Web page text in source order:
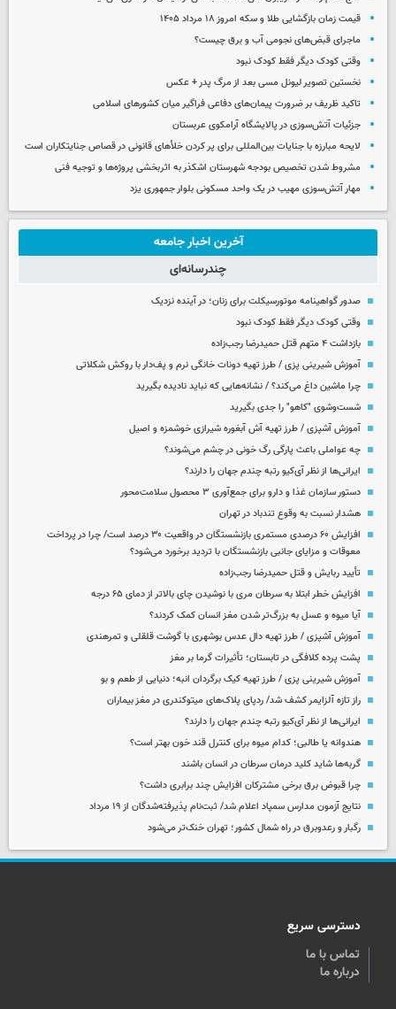
قیمت زمان بازگشایی طلا و سکه امروز ۱۸ مرداد ۱۴۰۵
ماجرای قبض‌های نجومی آب و برق چیست؟
وقتی کودک دیگر فقط کودک نبود
نخستین تصویر لیونل مسی بعد از مرگ پدر + عکس
تاکید ظریف بر ضرورت پیمان‌های دفاعی فراگیر میان کشورهای اسلامی
جزئیات آتش‌سوزی در پالایشگاه آرامکوی عربستان
لایحه مبارزه با جنایات بین‌المللی برای پر کردن خلأهای قانونی در قصاص جنایتکاران است
مشروط شدن تخصیص بودجه شهرستان اشکذر به اثربخشی پروژه‌ها و توجیه فنی
مهار آتش‌سوزی مهیب در یک واحد مسکونی بلوار جمهوری یزد
آخرین اخبار جامعه
چندرسانه‌ای
صدور گواهینامه موتورسیکلت برای زنان؛ در آینده نزدیک
وقتی کودک دیگر فقط کودک نبود
بازداشت ۴ متهم قتل حمیدرضا رجب‌زاده
آموزش شیرینی پزی / طرز تهیه دونات خانگی نرم و پف‌دار با روکش شکلاتی
چرا ماشین داغ می‌کند؟ / نشانه‌هایی که نباید نادیده بگیرید
شست‌وشوی "کاهو" را جدی بگیرید
آموزش آشپزی / طرز تهیه آش آبغوره شیرازی خوشمزه و اصیل
چه عواملی باعث پارگی رگ خونی در چشم می‌شوند؟
ایرانی‌ها از نظر آی‌کیو رتبه چندم جهان را دارند؟
دستور سازمان غذا و دارو برای جمع‌آوری ۳ محصول سلامت‌محور
هشدار نسبت به وقوع تندباد در تهران
افزایش ۶۰ درصدی مستمری‌ بازنشستگان در واقعیت ۳۰ درصد است/ چرا در پرداخت
معوقات و مزایای جانبی بازنشستگان با تردید برخورد می‌شود؟
تأیید ربایش و قتل حمیدرضا رجب‌زاده
افزایش خطر ابتلا به سرطان مری با نوشیدن چای بالاتر از دمای ۶۵ درجه
آیا میوه و عسل به بزرگ‌تر شدن مغز انسان کمک کردند؟
آموزش آشپزی / طرز تهیه دال عدس بوشهری با گوشت قلقلی و تمرهندی
پشت پرده کلافگی در تابستان؛ تأثیرات گرما بر مغز
آموزش شیرینی پزی / طرز تهیه کیک برگردان انبه؛ دنیایی از طعم و بو
راز تازه آلزایمر کشف شد/ ردپای پلاک‌های میتوکندری در مغز بیماران
ایرانی‌ها از نظر آی‌کیو رتبه چندم جهان را دارند؟
هندوانه یا طالبی؛ کدام‌ میوه برای کنترل قند خون بهتر است؟
گربه‌ها شاید کلید درمان سرطان در انسان باشند
چرا قبوض برق برخی مشترکان افزایش چند برابری داشت؟
نتایج آزمون مدارس سمپاد اعلام شد/ ثبت‌نام پذیرفته‌شدگان از ۱۹ مرداد
رگبار و رعدوبرق در راه شمال کشور؛ تهران خنک‌تر می‌شود
دسترسی سریع
تماس با ما
درباره ما